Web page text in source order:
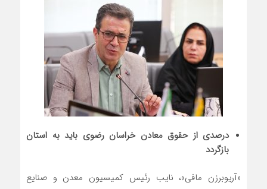
درصدی از حقوق معادن خراسان رضوی باید به استان
بازگردد
«آریوبرزن مافی»، نایب رئیس کمیسیون معدن و صنایع